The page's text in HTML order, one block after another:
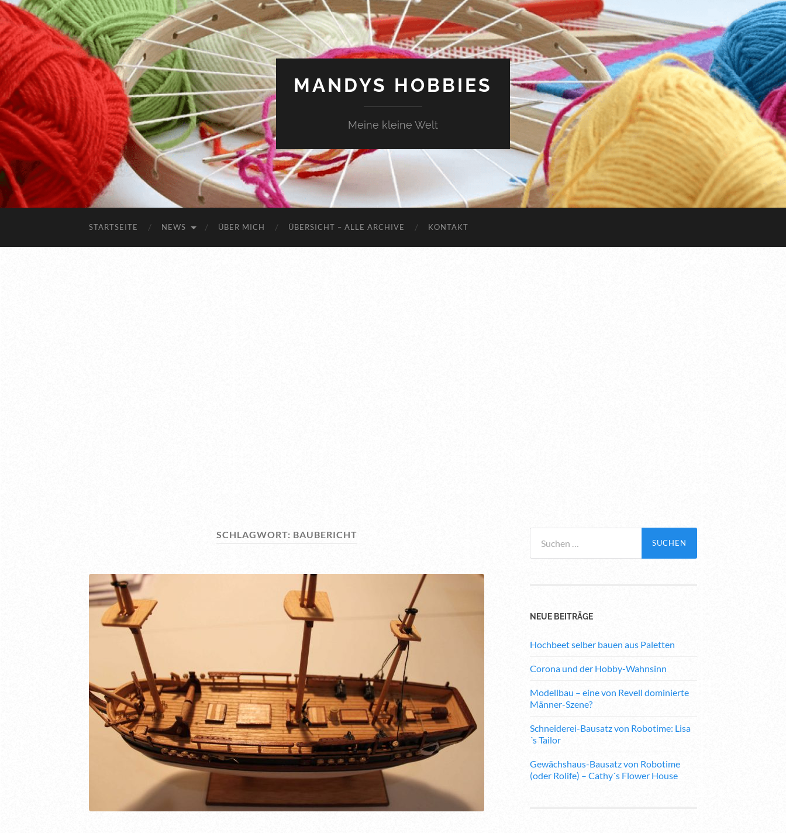
MANDYS HOBBIES
Meine kleine Welt
STARTSEITE NEWS ÜBER MICH ÜBERSICHT – ALLE ARCHIVE KONTAKT
SCHLAGWORT: BAUBERICHT
nach:
NEUE BEITRÄGE
Hochbeet selber bauen aus Paletten
Corona und der Hobby-Wahnsinn
Modellbau – eine von Revell dominierte
Männer-Szene?
Schneiderei-Bausatz von Robotime: Lisa
´s Tailor
Gewächshaus-Bausatz von Robotime
(oder Rolife) – Cathy´s Flower House